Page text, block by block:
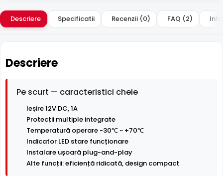
Descriere Specificatii Recenzii (0) FAQ (2)
Descriere
Pe scurt — caracteristici cheie
Ieșire 12V DC, 1A
Protecții multiple integrate
Temperatură operare -30℃ ~ +70℃
Indicator LED stare funcționare
Instalare ușoară plug-and-play
Alte funcții: eficiență ridicată, design compact